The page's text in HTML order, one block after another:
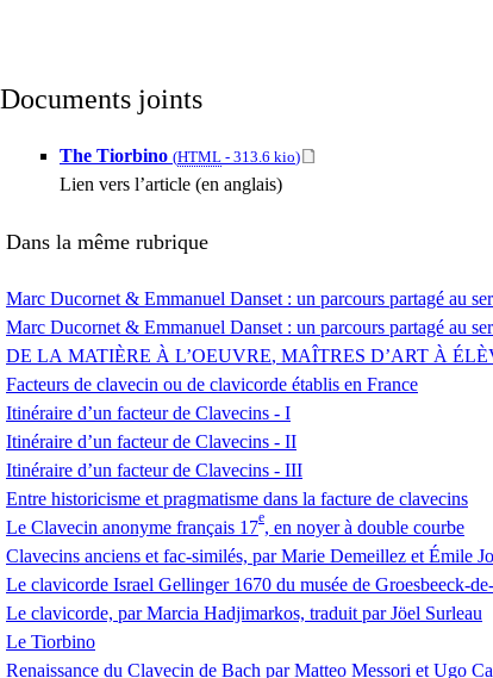
Documents joints
The Tiorbino (HTML - 313.6 kio)
Lien vers l’article (en anglais)
Dans la même rubrique
Marc Ducornet & Emmanuel Danset : un parcours partagé au
Marc Ducornet & Emmanuel Danset : un parcours partagé au
DE LA MATIÈRE À L’OEUVRE, MAÎTRES D’ART À ÉLÈ
Facteurs de clavecin ou de clavicorde établis en France
Itinéraire d’un facteur de Clavecins - I
Itinéraire d’un facteur de Clavecins - II
Itinéraire d’un facteur de Clavecins - III
Entre historicisme et pragmatisme dans la facture de clavecins
Le Clavecin anonyme français 17
e
, en noyer à double courbe
Clavecins anciens et fac-similés, par Marie Demeillez et Émile
Le clavicorde Israel Gellinger 1670 du musée de Groesbeeck-
Le clavicorde, par Marcia Hadjimarkos, traduit par Jöel Surleau
Le Tiorbino
Renaissance du Clavecin de Bach par Matteo Messori et Ugo